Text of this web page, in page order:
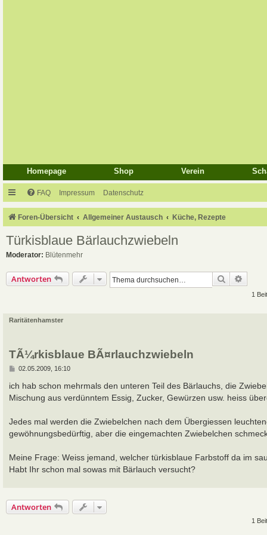
Homepage Shop Verein
FAQ Impressum Datenschutz
Foren-Übersicht Allgemeiner Austausch Küche, Rezepte
Türkisblaue Bärlauchzwiebeln
Moderator: Blütenmehr
Antworten Suche
1
Raritätenhamster
TÃ¼rkisblaue BÃ¤rlauchzwiebeln
B
i
t
r
02.05.2009, 16:10
ich hab schon mehrmals den unteren Teil des Bärlauchs, die
Mischung aus verdünntem Essig, Zucker, Gewürzen usw. heiss
Jedes mal werden die Zwiebelchen nach dem Übergiessen
gewöhnungsbedürftig, aber die eingemachten Zwiebelchen
Meine Frage: Weiss jemand, welcher türkisblaue Farbstoff da im
Habt Ihr schon mal sowas mit Bärlauch versucht?
Antworten
1